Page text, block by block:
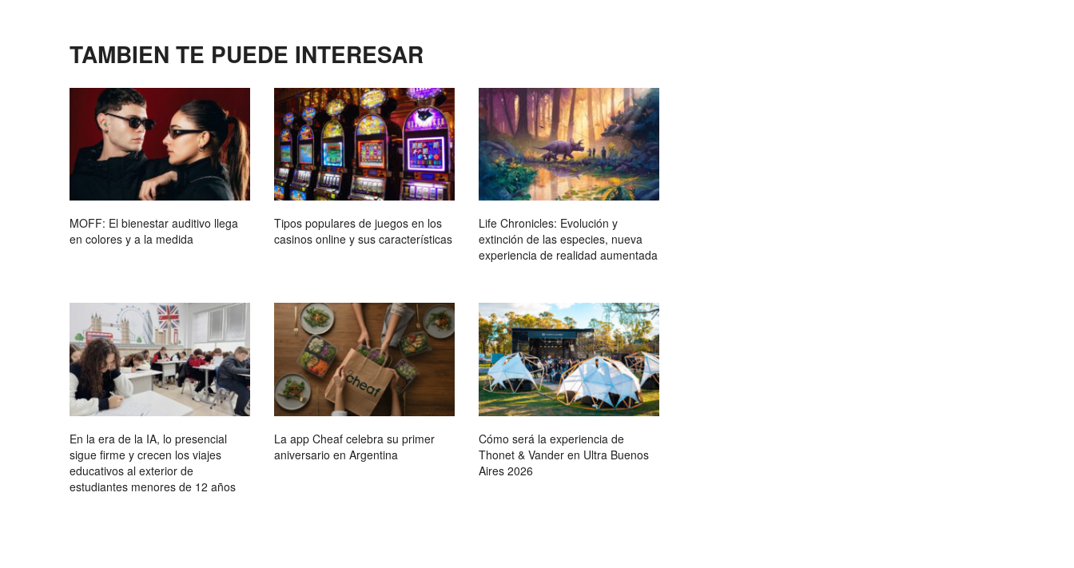
TAMBIEN TE PUEDE INTERESAR
MOFF: El bienestar auditivo llega
en colores y a la medida
Tipos populares de juegos en los
casinos online y sus características
Life Chronicles: Evolución y
extinción de las especies, nueva
experiencia de realidad aumentada
En la era de la IA, lo presencial
sigue firme y crecen los viajes
educativos al exterior de
estudiantes menores de 12 años
La app Cheaf celebra su primer
aniversario en Argentina
Cómo será la experiencia de
Thonet & Vander en Ultra Buenos
Aires 2026